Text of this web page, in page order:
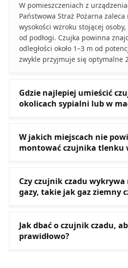
W pomieszczeniach z
Państwowa Straż Pożarna
wysokości wzroku stojącej osoby,
od podłogi. Czujka powinna
odległości około 1–3 m od
zwykle przyjmuje się optymalne
Gdzie najlepiej umieścić
okolicach sypialni lub w
W jakich miejscach nie
montować czujnika tlenku
Czy czujnik czadu
gazy, takie jak gaz ziemny
Jak dbać o czujnik czadu,
prawidłowo?